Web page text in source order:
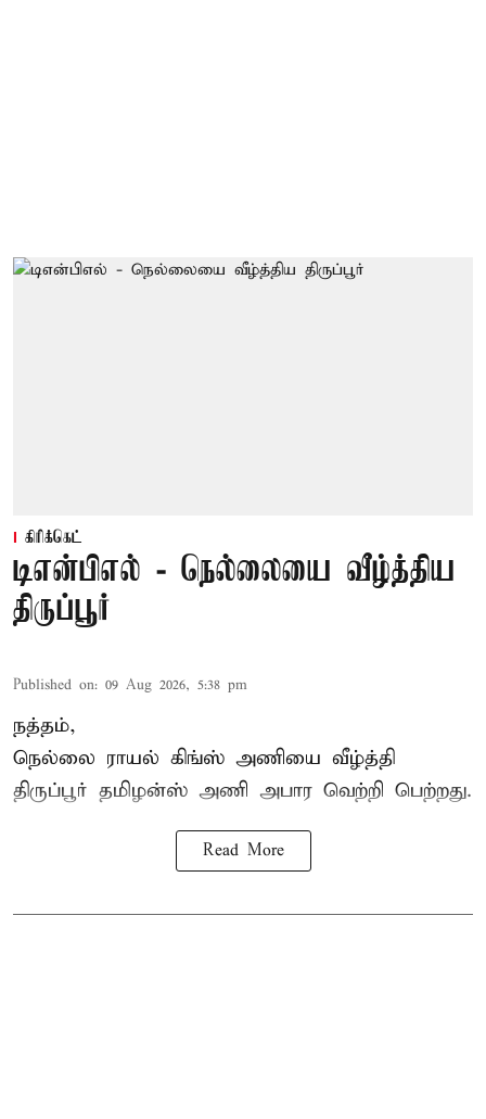
கிரிக்கெட்
டிஎன்பிஎல் - நெல்லையை வீழ்த்திய
திருப்பூர்
Published on: 09 Aug 2026, 5:38 pm
நத்தம்,
நெல்லை ராயல் கிங்ஸ் அணியை வீழ்த்தி
திருப்பூர் தமிழன்ஸ் அணி அபார வெற்றி பெற்றது.
Read More